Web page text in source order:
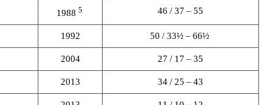
1988 5 46 / 37 – 55
1992 50 / 33½ – 66½
2004 27 / 17 – 35
2013 34 / 25 – 43